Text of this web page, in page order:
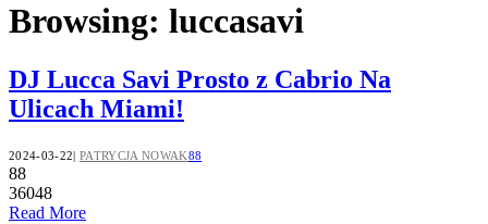
Browsing: luccasavi
DJ Lucca Savi Prosto z Cabrio Na
Ulicach Miami!
2024-03-22 PATRYCJA NOWAK88
88
36048
Read More